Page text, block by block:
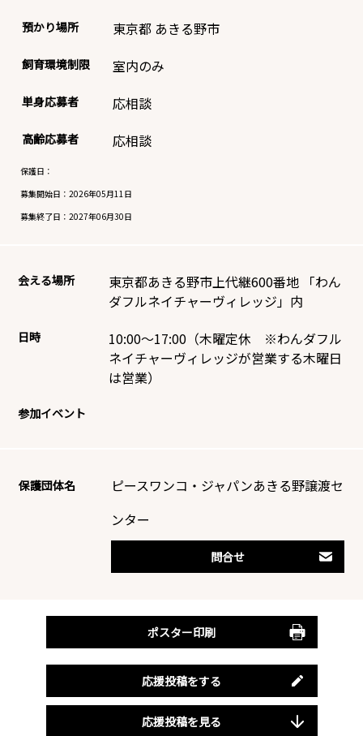
預かり場所 東京都 あきる野市
飼育環境制限 室内のみ
単身応募者 応相談
高齢応募者 応相談
保護日：
募集開始日： 2026年05月11日
募集終了日： 2027年06月30日
会える場所
東京都あきる野市上代継600番地 「わん
ダフルネイチャーヴィレッジ」内
日時
10:00～17:00（木曜定休 ※わんダフル
ネイチャーヴィレッジが営業する木曜日
は営業）
参加イベント
保護団体名
ピースワンコ・ジャパンあきる野譲渡セ
ンター
問合せ
ポスター印刷
応援投稿をする
応援投稿を見る